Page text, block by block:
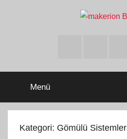
Menü
Kategori: Gömülü Sistemler